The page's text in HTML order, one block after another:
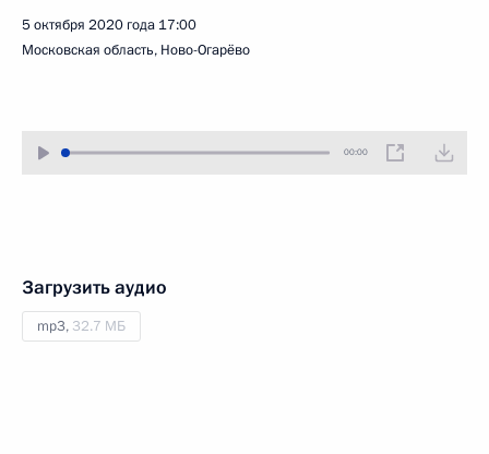
5 октября 2020 года 17:00
Московская область, Ново-Огарёво
00:00
Загрузить аудио
mp3, 32.7 МБ